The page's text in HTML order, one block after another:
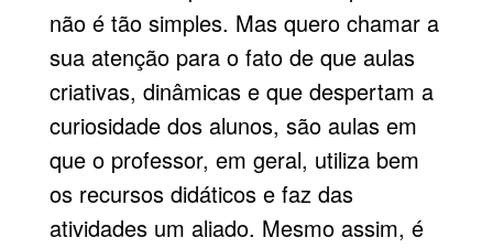
não é tão simples. Mas quero chamar a
sua atenção para o fato de que aulas
criativas, dinâmicas e que despertam a
curiosidade dos alunos, são aulas em
que o professor, em geral, utiliza bem
os recursos didáticos e faz das
atividades um aliado. Mesmo assim, é